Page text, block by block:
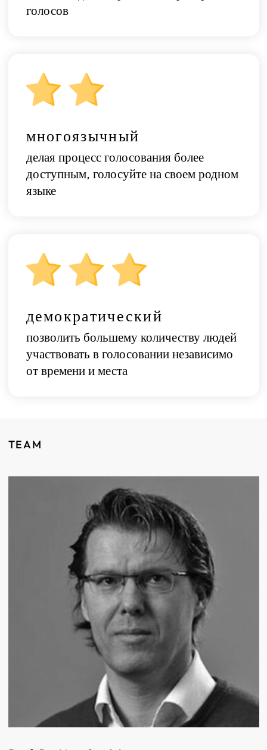
голосов
многоязычный
делая процесс голосования более
доступным, голосуйте на своем родном
языке
демократический
позволить большему количеству людей
участвовать в голосовании независимо
от времени и места
TEAM